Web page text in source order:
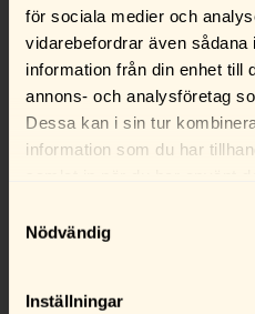
för sociala medier och
vidarebefordrar även sådana
information från din enhet till
annons- och analysföretag
Dessa kan i sin tur
information som du har
Nödvändig
Inställningar
Köp